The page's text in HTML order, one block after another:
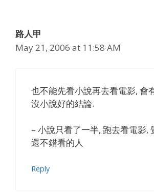
路人甲
May 21, 2006 at 11:58 AM
也不能先看小說再去看電影, 會
沒小說好的結論.
– 小說只看了一半, 跑去看電影,
還不錯看的人
Reply